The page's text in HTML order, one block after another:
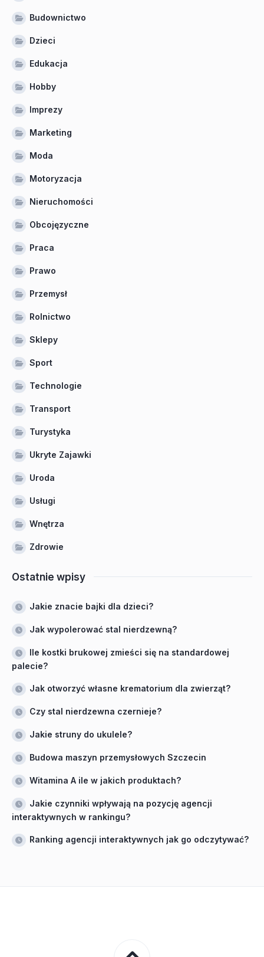
Budownictwo
Dzieci
Edukacja
Hobby
Imprezy
Marketing
Moda
Motoryzacja
Nieruchomości
Obcojęzyczne
Praca
Prawo
Przemysł
Rolnictwo
Sklepy
Sport
Technologie
Transport
Turystyka
Ukryte Zajawki
Uroda
Usługi
Wnętrza
Zdrowie
Ostatnie wpisy
Jakie znacie bajki dla dzieci?
Jak wypolerować stal nierdzewną?
Ile kostki brukowej zmieści się na standardowej
palecie?
Jak otworzyć własne krematorium dla zwierząt?
Czy stal nierdzewna czernieje?
Jakie struny do ukulele?
Budowa maszyn przemysłowych Szczecin
Witamina A ile w jakich produktach?
Jakie czynniki wpływają na pozycję agencji
interaktywnych w rankingu?
Ranking agencji interaktywnych jak go odczytywać?